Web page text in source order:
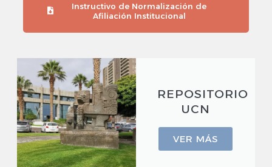
Instructivo de Normalización de
Afiliación Institucional
REPOSITORIO
UCN
VER MÁS